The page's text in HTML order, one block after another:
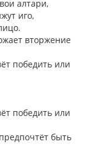
алтари,
иго,
вторжение
победить или
победить или
быть